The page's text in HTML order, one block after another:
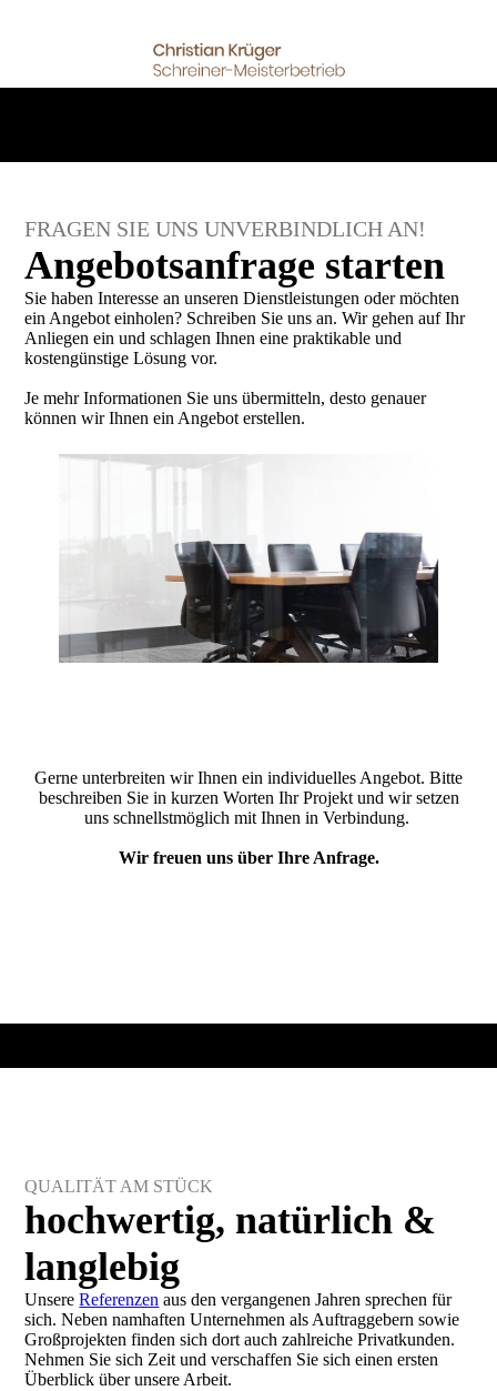
FRAGEN SIE UNS UNVERBINDLICH AN!
Angebotsanfrage starten
Sie haben Interesse an unseren Dienstleistungen oder möchten
ein Angebot einholen? Schreiben Sie uns an. Wir gehen auf Ihr
Anliegen ein und schlagen Ihnen eine praktikable und
kostengünstige Lösung vor.
Je mehr Informationen Sie uns übermitteln, desto genauer
können wir Ihnen ein Angebot erstellen.
Gerne unterbreiten wir Ihnen ein individuelles Angebot. Bitte
beschreiben Sie in kurzen Worten Ihr Projekt und wir setzen
uns schnellstmöglich mit Ihnen in Verbindung.
Wir freuen uns über Ihre Anfrage.
QUALITÄT AM STÜCK
hoch­wertig, natür­lich &
lang­lebig
UnsereReferenzen aus den vergangenen Jahren sprechen für
sich. Neben namhaften Unternehmen als Auftraggebern sowie
Groß­projekten finden sich dort auch zahlreiche Privatkunden.
Nehmen Sie sich Zeit und verschaffen Sie sich einen ersten
Überblick über unsere Arbeit.